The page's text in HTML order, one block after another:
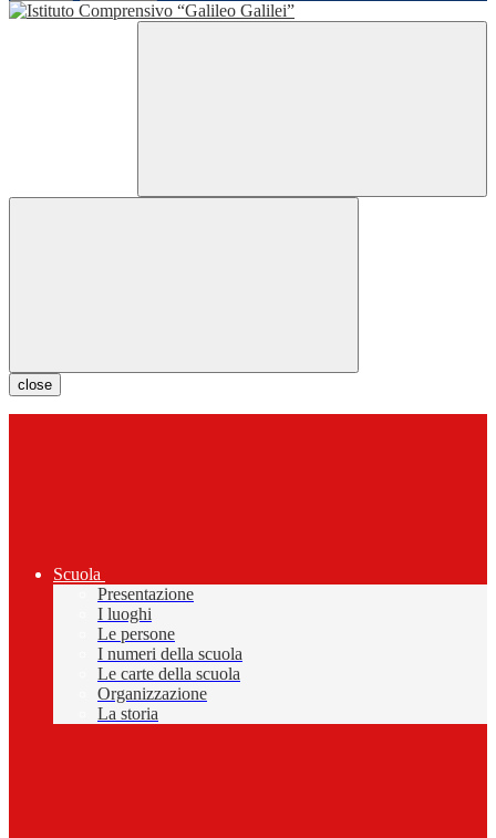
close
Scuola
Presentazione
I luoghi
Le persone
I numeri della scuola
Le carte della scuola
Organizzazione
La storia